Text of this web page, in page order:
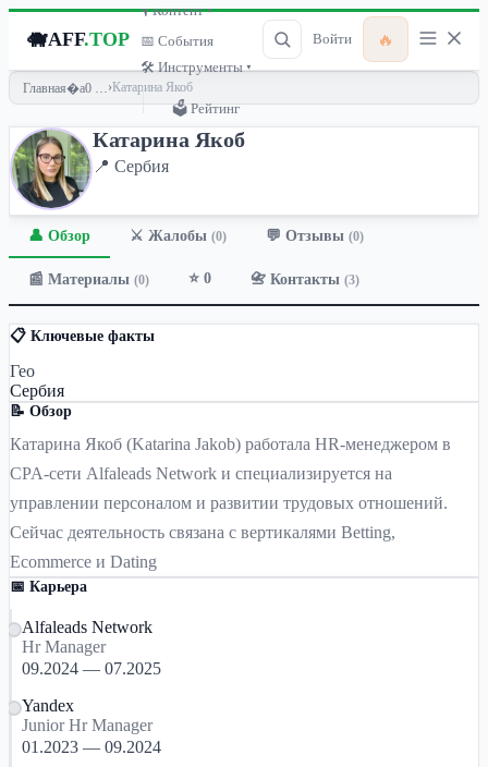
🐗AFF.TOP
🎙 Контент ▾
📅 События
🛠 Инструменты ▾
🗳 Рейтинг
Войти 🔥
Главная › Катарина Якоб
Катарина Якоб
📍 Сербия
👤 Обзор ⚔️ Жалобы (0) 💬 Отзывы (0)
📰 Материалы (0) ⭐ 0 📇 Контакты (3)
📋 Ключевые факты
Гео
Сербия
📝 Обзор
Катарина Якоб (Katarina Jakob) работала HR-менеджером в
CPA-сети Alfaleads Network и специализируется на
управлении персоналом и развитии трудовых отношений.
Сейчас деятельность связана с вертикалями Betting,
Ecommerce и Dating
📅 Карьера
Alfaleads Network
Hr Manager
09.2024 — 07.2025
Yandex
Junior Hr Manager
01.2023 — 09.2024